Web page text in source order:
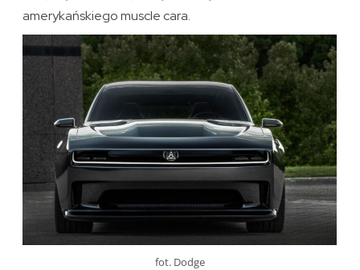
amerykańskiego muscle cara.
fot. Dodge